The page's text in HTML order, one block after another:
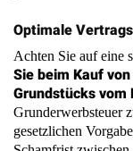
Grundstücks vom
Grunderwerbsteuer
gesetzlichen
Schamfrist
Sorgfältige